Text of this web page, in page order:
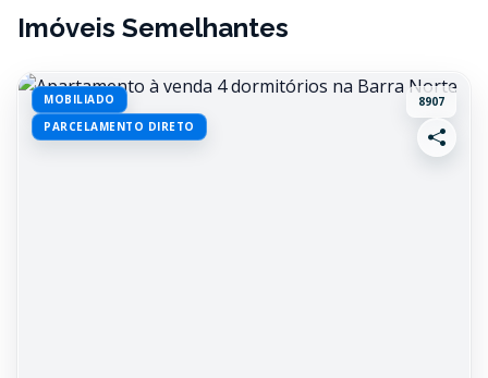
Imóveis Semelhantes
MOBILIADO
PARCELAMENTO DIRETO
8907